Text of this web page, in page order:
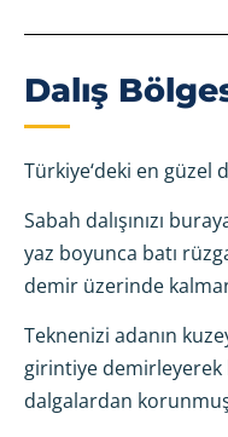
Dalış
Türkiye‘deki en güzel
Sabah dalışınızı
yaz boyunca batı
demir üzerinde
Teknenizi adanın
girintiye demirleyerek
dalgalardan